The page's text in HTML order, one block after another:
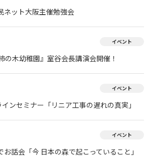
ネット大阪主催勉強会
イベント
の木幼稚園』室谷会長講演会開催！
イベント
ンセミナー「リニア工事の遅れの真実」
イベント
話会「今 日本の森で起こっていること」